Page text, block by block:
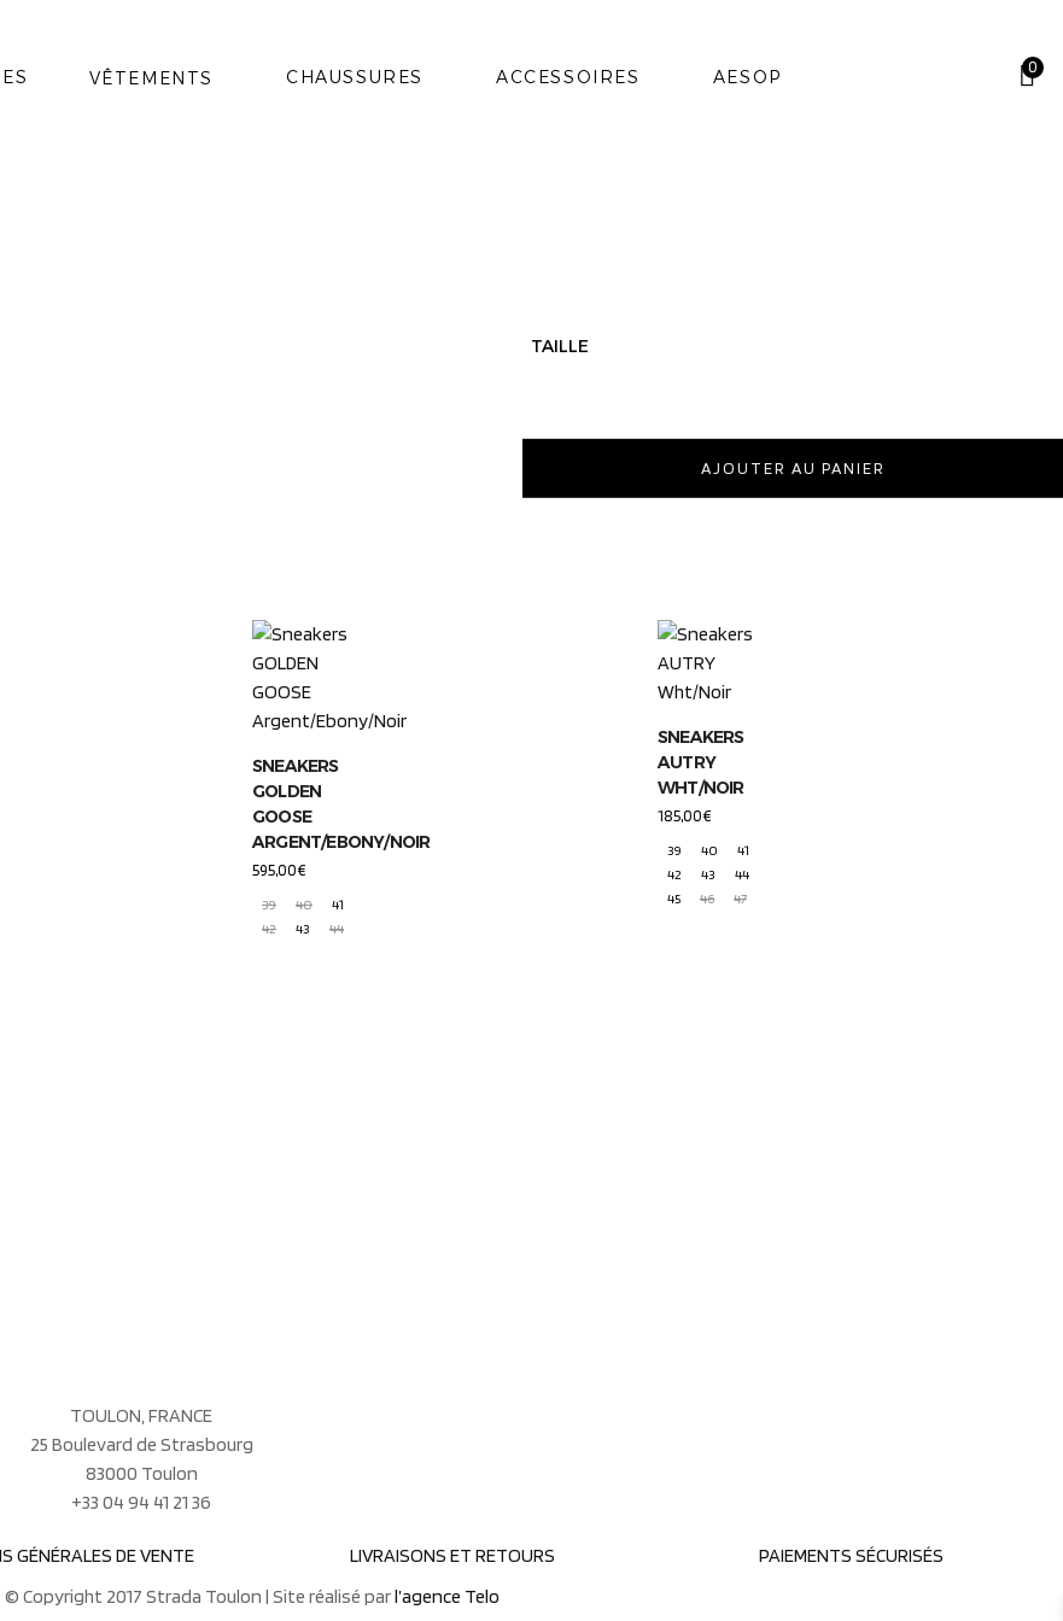
VÊTEMENTS CHAUSSURES ACCESSOIRES AESOP 0
TAILLE
AJOUTER AU PANIER
SNEAKERS
GOLDEN
GOOSE
ARGENT/EBONY/NOIR
595,00€
39
40
41
42
43 44
SNEAKERS
AUTRY
WHT/NOIR
185,00€
39
40
41
42
43
44
45
46 47
TOULON, FRANCE
25 Boulevard de Strasbourg
83000 Toulon
+33 04 94 41 21 36
GÉNÉRALES DE VENTE LIVRAISONS ET RETOURS
PAIEMENTS SÉCURISÉS
© Copyright 2017 Strada Toulon | Site réalisé parl’agence Telo